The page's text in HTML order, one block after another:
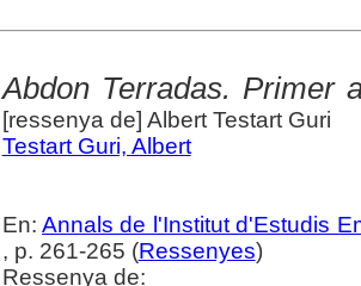
Abdon Terradas. Primer
[ressenya de] Albert Testart Guri
Testart Guri, Albert
En:Annals de l'Institut d'Estudis
, p. 261-265 (Ressenyes)
Ressenya de: